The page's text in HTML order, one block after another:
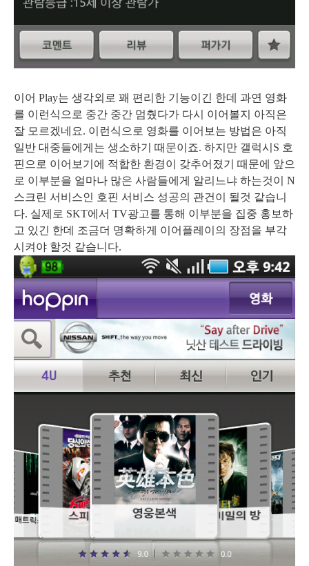
이어 Play는 생각외로 꽤 편리한 기능이긴 한데 과연 영화
를 이런식으로 중간 중간 멈췄다가 다시 이어볼지 아직은
잘 모르겠네요. 이런식으로 영화를 이어보는 방법은 아직
일반 대중들에게는 생소하기 때문이죠. 하지만 갤럭시S 호
핀으로 이어보기에 적합한 환경이 갖추어졌기 때문에 앞으
로 이부분을 얼마나 많은 사람들에게 알리느냐 하는것이 N
스크린 서비스인 호핀 서비스 성공의 관건이 될것 같습니
다. 실제로 SKT에서 TV광고를 통해 이부분을 집중 홍보하
고 있긴 한데 조금더 명확하게 이어플레이의 장점을 부각
시켜야 할것 같습니다.